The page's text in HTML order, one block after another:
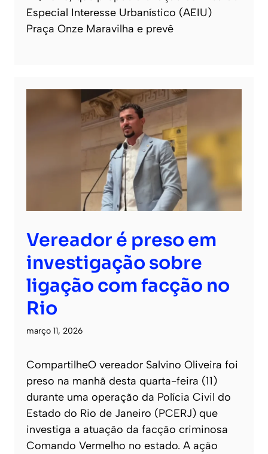
Especial Interesse Urbanístico (AEIU)
Praça Onze Maravilha e prevê
Vereador é preso em
investigação sobre
ligação com facção no
Rio
março 11, 2026
CompartilheO vereador Salvino Oliveira foi
preso na manhã desta quarta-feira (11)
durante uma operação da Polícia Civil do
Estado do Rio de Janeiro (PCERJ) que
investiga a atuação da facção criminosa
Comando Vermelho no estado. A ação